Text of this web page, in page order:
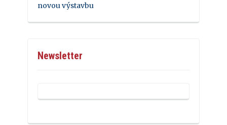
novou výstavbu
Newsletter